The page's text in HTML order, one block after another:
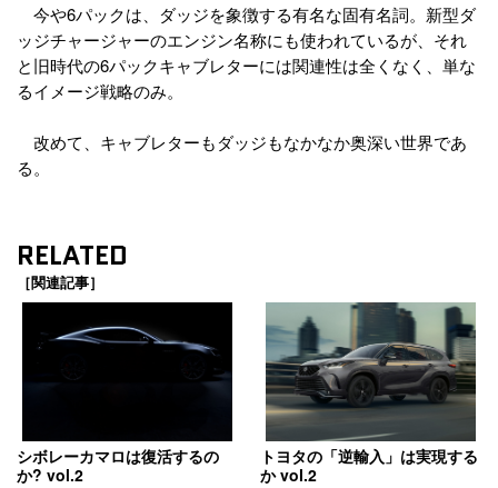
今や6パックは、ダッジを象徴する有名な固有名詞。新型ダ
ッジチャージャーのエンジン名称にも使われているが、それ
と旧時代の6パックキャブレターには関連性は全くなく、単な
るイメージ戦略のみ。
改めて、キャブレターもダッジもなかなか奥深い世界であ
る。
RELATED
［関連記事］
シボレーカマロは復活するの
か? vol.2
トヨタの「逆輸入」は実現する
か vol.2